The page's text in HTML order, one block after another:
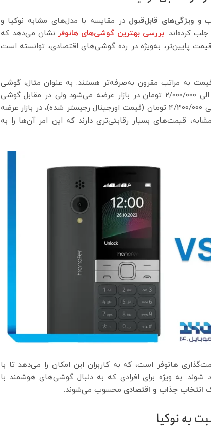
ویژگی‌های قابل‌قبول در مقایسه با مدل‌های مشابه نوکیا و
کرده‌اند. بررسی بهترین گوشی‌های هانوفر نشان می‌دهد که
پایین‌تر، به‌ویژه در رده گوشی‌های اقتصادی، توانسته است
به مراتب مقرون به‌صرفه‌تر هستند. به عنوان مثال، گوشی
قیمتی حدود 1/700/000 الی 2/000/000 تومان در بازار عرضه می‌شود ولی در مقابل گوشی
قیمتی حدود 3/300/000 الی 4/300/000 تومان (قیمت اورجینال رجیستر شده)، در بازار عرضه
قیمت‌های بسیار رقابتی‌تری دارند که این امر آن‌ها را به
هانوفر است، که به کاربران این امکان را می‌دهد تا با
شوند. به ویژه برای افرادی که به دنبال گوشی‌های هوشمند با
انتخاب جذاب و اقتصادی محسوب می‌شوند.